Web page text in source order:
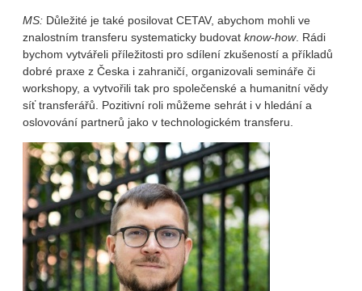
MS: Důležité je také posilovat CETAV, abychom mohli ve
znalostním transferu systematicky budovat know-how. Rádi
bychom vytvářeli příležitosti pro sdílení zkušeností a příkladů
dobré praxe z Česka i zahraničí, organizovali semináře či
workshopy, a vytvořili tak pro společenské a humanitní vědy
síť transferářů. Pozitivní roli můžeme sehrát i v hledání a
oslovování partnerů jako v technologickém transferu.